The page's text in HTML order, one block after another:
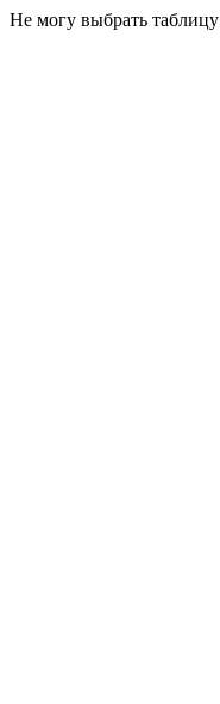
Не могу выбрать таблицу